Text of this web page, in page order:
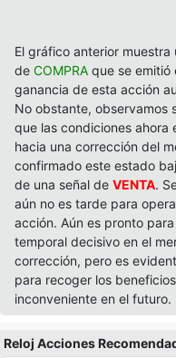
El gráfico anterior muestra
de COMPRA que se emitió
ganancia de esta acción
No obstante, observamos
que las condiciones ahora
hacia una corrección del
confirmado este estado
de una señal de VENTA.
aún no es tarde para
acción. Aún es pronto
temporal decisivo en el
corrección, pero es
para recoger los
inconveniente en el futuro.
Reloj Acciones